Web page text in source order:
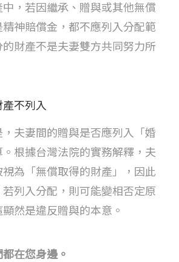
，若因繼承、贈與或其他無償
神賠償金，都不應列入分配範
財產不是夫妻雙方共同努力所
不列入
夫妻間的贈與是否應列入「婚
根據台灣法院的實務解釋，夫
為「無償取得的財產」，因此
列入分配，則可能變相否定原
然是違反贈與的本意。
在您身邊。